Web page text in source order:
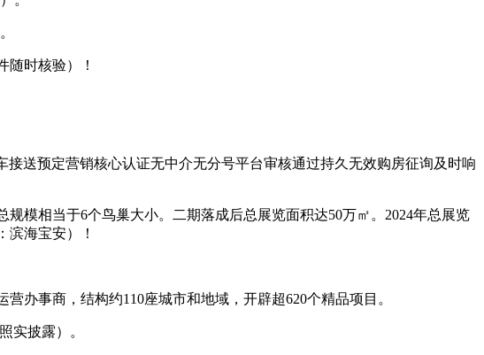
时核验）！
送预定营销核心认证无中介无分号平台审核通过持久无效购房征询及时响
相当于6个鸟巢大小。二期落成后总展览面积达50万㎡。2024年总展览
滨海宝安）！
事商，结构约110座城市和地域，开辟超620个精品项目。
实披露）。